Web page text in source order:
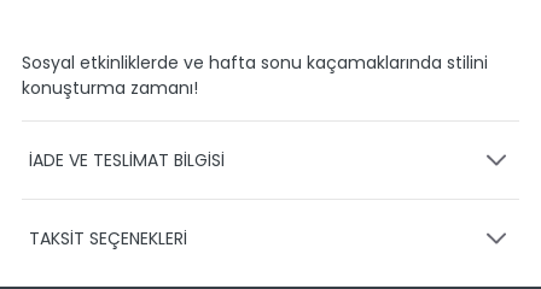
Sosyal etkinliklerde ve hafta sonu kaçamaklarında stilini
konuşturma zamanı!
İADE VE TESLİMAT BİLGİSİ
Ürünlerinizin gönderimini anlaşmalı olduğumuz PTT,
TAKSİT SEÇENEKLERİ